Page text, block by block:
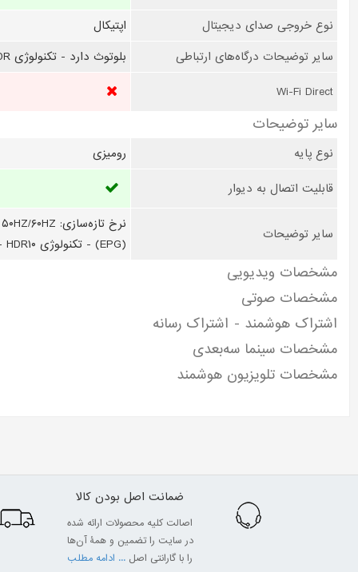
نوع خروجی صدای دیجیتال
اپتیکال
سایر توضیحات درگاه‌های ارتباطی
بلوتوث دارد - تکنولوژی HDR
Wi-Fi Direct
سایر توضیحات
نوع پایه
رومیزی
قابلیت اتصال به دیوار
سایر توضیحات
(EPG) - تکنولوژی HDR۱۰ - رمزگذاری (WPA/WPA۲/WEP): WPA۲ - ورودی آنتن - ویرایش کانال‌ها - جدول برنامه - زیر نویس - H.۲۶۴ پشتیبانی - H.۲۶۵ پشتیبانی
مشخصات ویدیویی
مشخصات صوتی
اشتراک هوشمند - اشتراک رسانه
مشخصات سینما سه‌بعدی
مشخصات تلویزیون هوشمند
ضمانت اصل بودن کالا
اصالت کلیه محصولات ارائه شده
در سایت را تضمین و همۀ آن‌ها
را با گارانتی اصل ... ادامه مطلب